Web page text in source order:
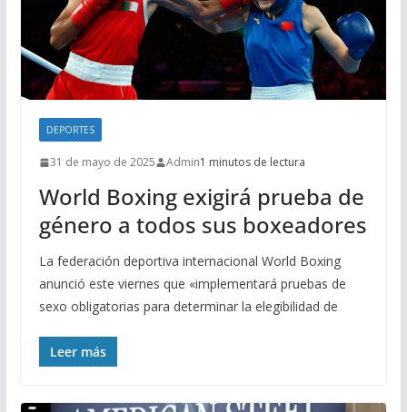
DEPORTES
31 de mayo de 2025 Admin1 minutos de lectura
World Boxing exigirá prueba de
género a todos sus boxeadores
La federación deportiva internacional World Boxing
anunció este viernes que «implementará pruebas de
sexo obligatorias para determinar la elegibilidad de
Leer más